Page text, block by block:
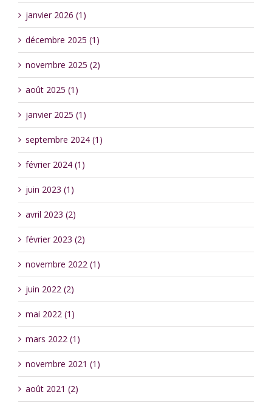
janvier 2026 (1)
décembre 2025 (1)
novembre 2025 (2)
août 2025 (1)
janvier 2025 (1)
septembre 2024 (1)
février 2024 (1)
juin 2023 (1)
avril 2023 (2)
février 2023 (2)
novembre 2022 (1)
juin 2022 (2)
mai 2022 (1)
mars 2022 (1)
novembre 2021 (1)
août 2021 (2)